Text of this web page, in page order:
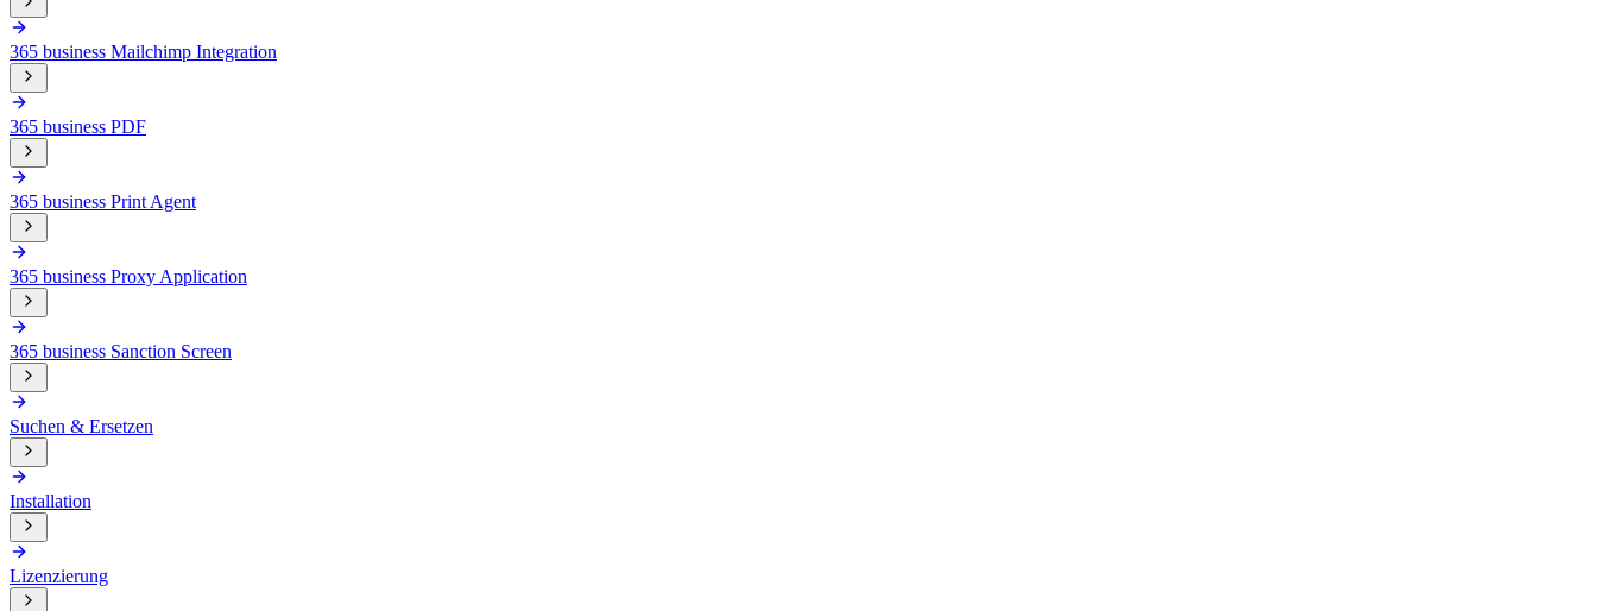
365 business Mailchimp Integration
365 business PDF
365 business Print Agent
365 business Proxy Application
365 business Sanction Screen
Suchen & Ersetzen
Installation
Lizenzierung